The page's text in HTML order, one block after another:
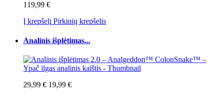
119,99 €
Į krepšelį Pirkinių krepšelis
Analinis išplėtimas...
29,99 € 19,99 €